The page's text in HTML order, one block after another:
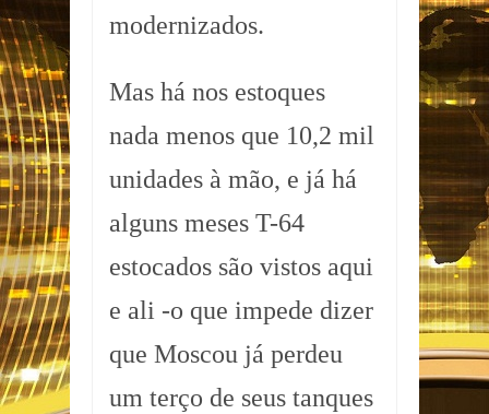
modernizados.
Mas há nos estoques
nada menos que 10,2 mil
unidades à mão, e já há
alguns meses T-64
estocados são vistos aqui
e ali -o que impede dizer
que Moscou já perdeu
um terço de seus tanques